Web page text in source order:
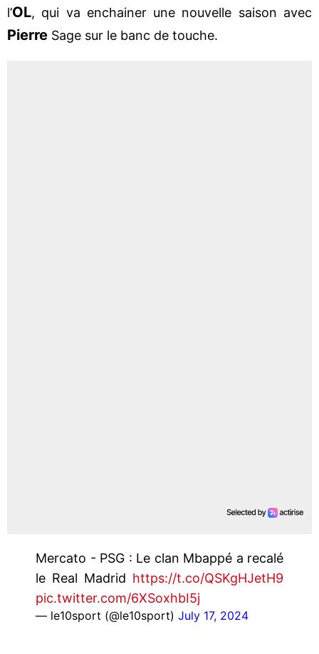
l’OL, qui va enchainer une nouvelle saison avec
Pierre Sage sur le banc de touche.
Mercato - PSG : Le clan Mbappé a recalé
le Real Madrid https://t.co/QSKgHJetH9
pic.twitter.com/6XSoxhbI5j
— le10sport (@le10sport) July 17, 2024